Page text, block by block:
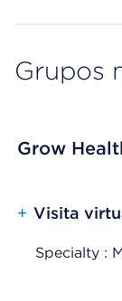
Grupos
Grow
+ Visita
Specialty :